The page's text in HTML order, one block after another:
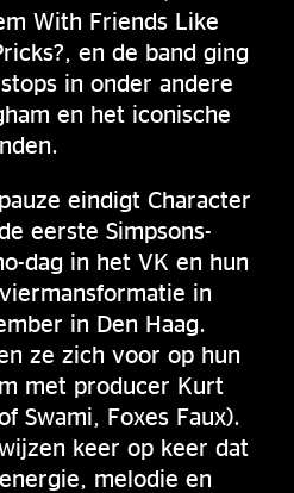
With Friends Like
en de band ging
in onder andere
en het iconische
eindigt Character
eerste Simpsons-
dag in het VK en hun
in
in Den Haag.
ze zich voor op hun
met producer Kurt
Swami, Foxes Faux).
keer op keer dat
melodie en